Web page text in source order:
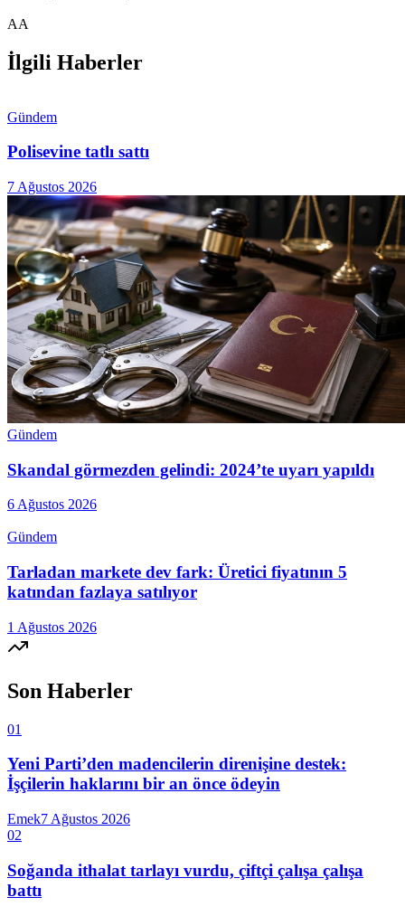
AA
İlgili Haberler
Gündem
Polisevine tatlı sattı
7 Ağustos 2026
Gündem
Skandal görmezden gelindi: 2024’te uyarı yapıldı
6 Ağustos 2026
Gündem
Tarladan markete dev fark: Üretici fiyatının 5
katından fazlaya satılıyor
1 Ağustos 2026
Son Haberler
01
Yeni Parti’den madencilerin direnişine destek:
İşçilerin haklarını bir an önce ödeyin
Emek7 Ağustos 2026
02
Soğanda ithalat tarlayı vurdu, çiftçi çalışa çalışa
battı